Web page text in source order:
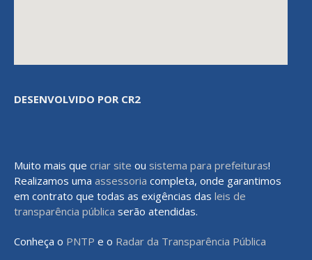
DESENVOLVIDO POR CR2
Muito mais que criar site ou sistema para prefeituras!
Realizamos uma assessoria completa, onde garantimos
em contrato que todas as exigências das leis de
transparência pública serão atendidas.
Conheça o PNTP e o Radar da Transparência Pública